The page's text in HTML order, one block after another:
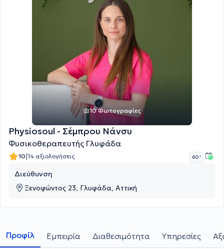
10 Φωτογραφίες
Physiosoul - Σέμπρου Νάνσυ
Φυσικοθεραπευτής Γλυφάδα
10|14 αξιολογήσεις 60 '
Διεύθυνση
Ξενοφώντος 23, Γλυφάδα, Αττική
Προφίλ Εμπειρία Διαθεσιμότητα Υπηρεσίες